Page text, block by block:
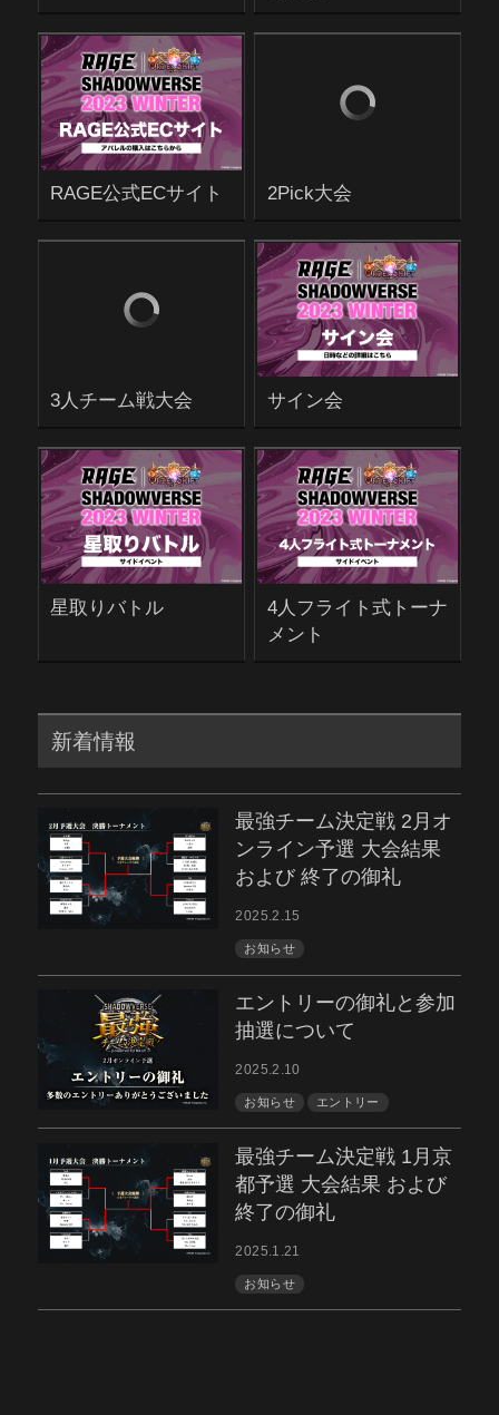
RAGE公式ECサイト 2Pick大会
3人チーム戦大会 サイン会
星取りバトル
4人フライト式トーナ
メント
新着情報
最強チーム決定戦 2月オ
ンライン予選 大会結果
および 終了の御礼
2025.2.15
お知らせ
エントリーの御礼と参加
抽選について
2025.2.10
お知らせ エントリー
最強チーム決定戦 1月京
都予選 大会結果 および
終了の御礼
2025.1.21
お知らせ